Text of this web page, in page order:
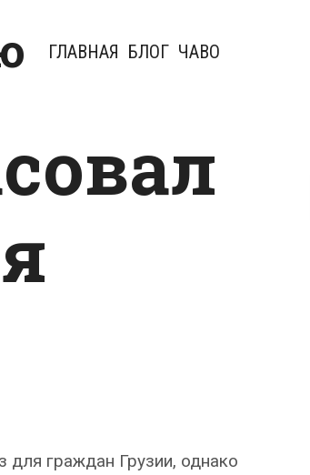
ГЛАВНАЯ БЛОГ ЧАВО
граждан Грузии, однако